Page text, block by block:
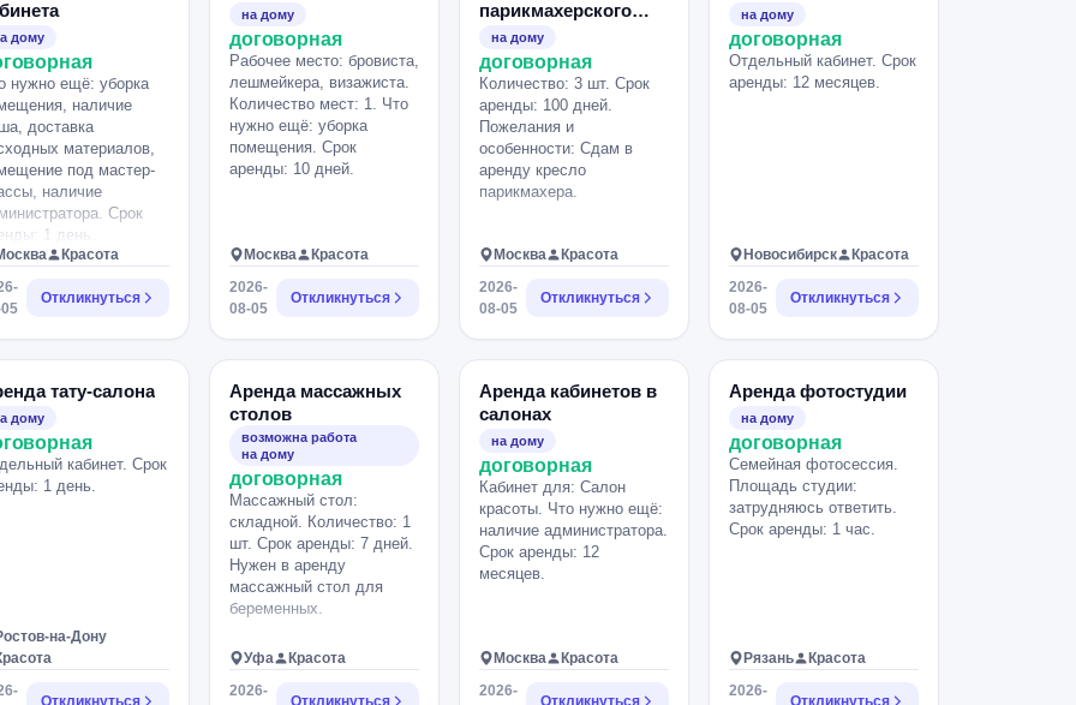
дому
нужно ещё: уборка
наличие
доставка
материалов,
под мастер-
наличие
Срок
1 день.
Красота
Откликнуться
на дому
договорная
Рабочее место: бровиста,
лешмейкера, визажиста.
Количество мест: 1. Что
нужно ещё: уборка
помещения. Срок
аренды: 10 дней.
Москва
Красота
2026-
08-05
Откликнуться
парикмахерского
кресла
на дому
договорная
Количество: 3 шт. Срок
аренды: 100 дней.
Пожелания и
особенности: Сдам в
аренду кресло
парикмахера.
Москва
Красота
2026-
08-05
Откликнуться
на дому
договорная
Отдельный кабинет. Срок
аренды: 12 месяцев.
Новосибирск
Красота
2026-
08-05
Откликнуться
тату-салона
дому
кабинет. Срок
1 день.
на-Дону
Откликнуться
Аренда массажных
столов
возможна работа
на дому
договорная
Массажный стол:
складной. Количество: 1
шт. Срок аренды: 7 дней.
Нужен в аренду
массажный стол для
беременных.
Уфа
Красота
2026-
Откликнуться
Аренда кабинетов в
салонах
на дому
договорная
Кабинет для: Салон
красоты. Что нужно ещё:
наличие администратора.
Срок аренды: 12
месяцев.
Москва
Красота
2026-
Откликнуться
Аренда фотостудии
на дому
договорная
Семейная фотосессия.
Площадь студии:
затрудняюсь ответить.
Срок аренды: 1 час.
Рязань
Красота
2026-
Откликнуться